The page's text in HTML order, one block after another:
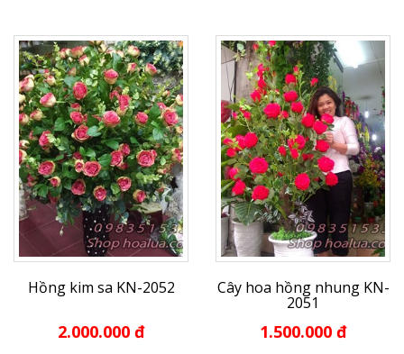
Hồng kim sa KN-2052
2.000.000 đ
Cây hoa hồng nhung KN-
2051
1.500.000 đ